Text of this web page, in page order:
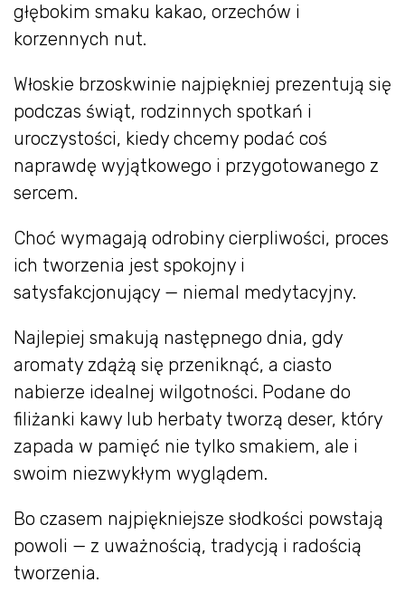
głębokim smaku kakao, orzechów i
korzennych nut.
Włoskie brzoskwinie najpiękniej prezentują się
podczas świąt, rodzinnych spotkań i
uroczystości, kiedy chcemy podać coś
naprawdę wyjątkowego i przygotowanego z
sercem.
Choć wymagają odrobiny cierpliwości, proces
ich tworzenia jest spokojny i
satysfakcjonujący — niemal medytacyjny.
Najlepiej smakują następnego dnia, gdy
aromaty zdążą się przeniknąć, a ciasto
nabierze idealnej wilgotności. Podane do
filiżanki kawy lub herbaty tworzą deser, który
zapada w pamięć nie tylko smakiem, ale i
swoim niezwykłym wyglądem.
Bo czasem najpiękniejsze słodkości powstają
powoli — z uważnością, tradycją i radością
tworzenia.